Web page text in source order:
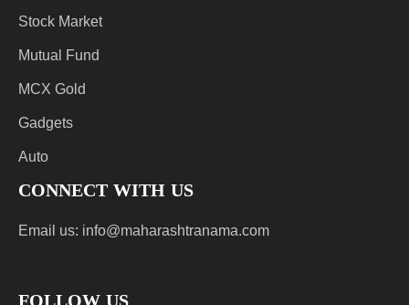
Stock Market
Mutual Fund
MCX Gold
Gadgets
Auto
CONNECT WITH US
Email us: info@maharashtranama.com